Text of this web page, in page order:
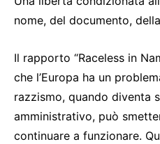
nome, del documento,
Il rapporto “Raceless in
che l’Europa ha un
razzismo, quando diventa
amministrativo, può
continuare a funzionare.